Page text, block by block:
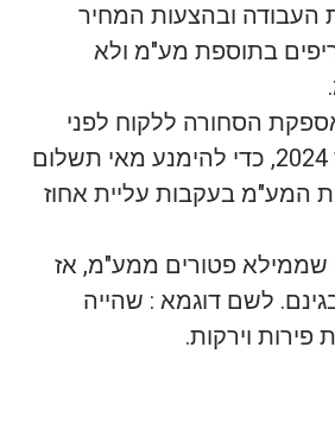
העבודה ובהצעות המחיר
בתוספת מע"מ ולא
הסחורה ללקוח לפני
תום שנת מס 2024, כדי להימנע מאי תשלום
המע"מ בעקבות עליית אחוז
שממילא פטורים ממע"מ, אז
לשם דוגמא : שהייה
פירות וירקות.